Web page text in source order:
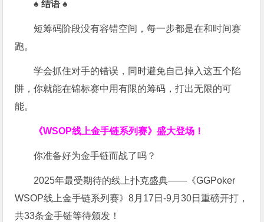
♠ 结语 ♠
短筹码阶段没有容错空间，每一步都是在和时间赛
跑。
学会抓住对手的错误，同时避免自己掉入这五个陷
阱，你就能在锦标赛中用有限的筹码，打出无限的可
能。
《WSOP线上金手链系列赛》盛大登场！
你准备好为金手链而战了吗？
2025年最受期待的线上扑克盛典——《GGPoker
WSOP线上金手链系列赛》8月17日-9月30日重磅开打，
共33条金手链等待颁发！